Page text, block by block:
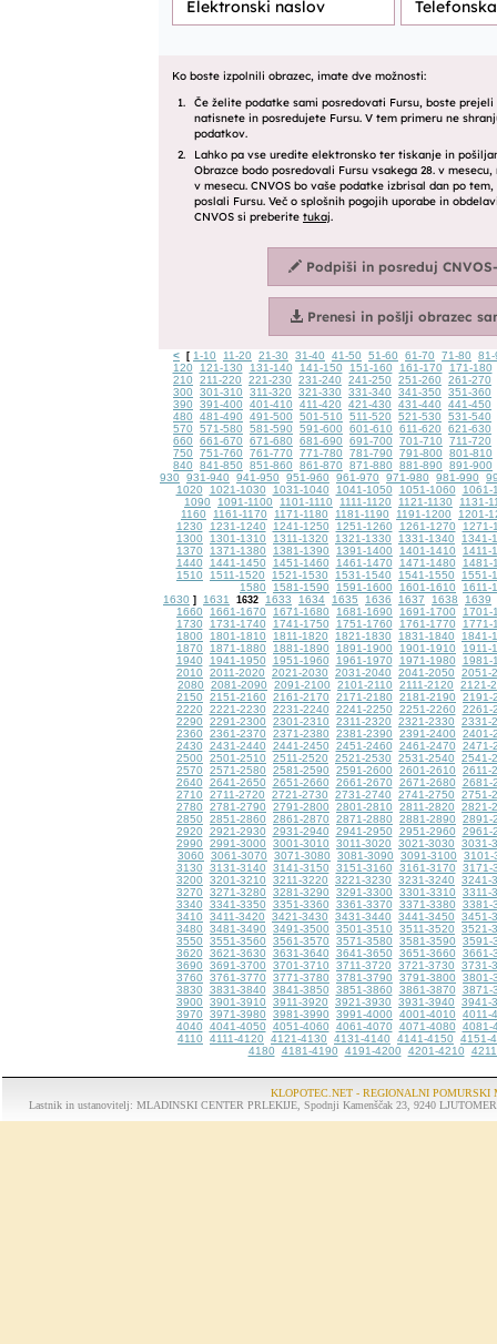
< [ 1-10 11-20 21-30 31-40 41-50 51-60 61-70 71-80
81-
120
121-130 131-140 141-150 151-160 161-170
171-180
210
211-220 221-230 231-240 241-250 251-260
261-270
300
301-310 311-320 321-330 331-340 341-350
351-360
390
391-400 401-410 411-420 421-430 431-440
441-450
480
481-490 491-500 501-510 511-520 521-530
531-540
570
571-580 581-590 591-600 601-610 611-620
621-630
660
661-670 671-680 681-690 691-700 701-710
711-720
750
751-760 761-770 771-780 781-790 791-800
801-810
840
841-850 851-860 861-870 871-880 881-890
891-900
930
931-940 941-950 951-960 961-970 971-980 981-990
1020
1021-1030 1031-1040 1041-1050 1051-1060
1061-
1090
1091-1100 1101-1110 1111-1120 1121-1130
1131-
1160
1161-1170 1171-1180 1181-1190 1191-1200
1201-
1230
1231-1240 1241-1250 1251-1260 1261-1270
1271-
1300
1301-1310 1311-1320 1321-1330 1331-1340
1341-
1370
1371-1380 1381-1390 1391-1400 1401-1410
1411-
1440
1441-1450 1451-1460 1461-1470 1471-1480
1481-
1510
1511-1520 1521-1530 1531-1540 1541-1550
1551-
1580
1581-1590 1591-1600 1601-1610
1611-
1630 ] 1631 1632 1633 1634 1635 1636 1637 1638
1639
1660
1661-1670 1671-1680 1681-1690 1691-1700
1701-
1730
1731-1740 1741-1750 1751-1760 1761-1770
1771-
1800
1801-1810 1811-1820 1821-1830 1831-1840
1841-
1870
1871-1880 1881-1890 1891-1900 1901-1910
1911-
1940
1941-1950 1951-1960 1961-1970 1971-1980
1981-
2010
2011-2020 2021-2030 2031-2040 2041-2050
2051-
2080
2081-2090 2091-2100 2101-2110 2111-2120
2121-
2150
2151-2160 2161-2170 2171-2180 2181-2190
2191-
2220
2221-2230 2231-2240 2241-2250 2251-2260
2261-
2290
2291-2300 2301-2310 2311-2320 2321-2330
2331-
2360
2361-2370 2371-2380 2381-2390 2391-2400
2401-
2430
2431-2440 2441-2450 2451-2460 2461-2470
2471-
2500
2501-2510 2511-2520 2521-2530 2531-2540
2541-
2570
2571-2580 2581-2590 2591-2600 2601-2610
2611-
2640
2641-2650 2651-2660 2661-2670 2671-2680
2681-
2710
2711-2720 2721-2730 2731-2740 2741-2750
2751-
2780
2781-2790 2791-2800 2801-2810 2811-2820
2821-
2850
2851-2860 2861-2870 2871-2880 2881-2890
2891-
2920
2921-2930 2931-2940 2941-2950 2951-2960
2961-
2990
2991-3000 3001-3010 3011-3020 3021-3030
3031-
3060
3061-3070 3071-3080 3081-3090 3091-3100
3101-
3130
3131-3140 3141-3150 3151-3160 3161-3170
3171-
3200
3201-3210 3211-3220 3221-3230 3231-3240
3241-
3270
3271-3280 3281-3290 3291-3300 3301-3310
3311-
3340
3341-3350 3351-3360 3361-3370 3371-3380
3381-
3410
3411-3420 3421-3430 3431-3440 3441-3450
3451-
3480
3481-3490 3491-3500 3501-3510 3511-3520
3521-
3550
3551-3560 3561-3570 3571-3580 3581-3590
3591-
3620
3621-3630 3631-3640 3641-3650 3651-3660
3661-
3690
3691-3700 3701-3710 3711-3720 3721-3730
3731-
3760
3761-3770 3771-3780 3781-3790 3791-3800
3801-
3830
3831-3840 3841-3850 3851-3860 3861-3870
3871-
3900
3901-3910 3911-3920 3921-3930 3931-3940
3941-
3970
3971-3980 3981-3990 3991-4000 4001-4010
4011-
4040
4041-4050 4051-4060 4061-4070 4071-4080
4081-
4110
4111-4120 4121-4130 4131-4140 4141-4150
4151-
4180
4181-4190 4191-4200 4201-4210
KLOPOTEC.NET - REGIONALNI POMURSKI
Lastnik in ustanovitelj: MLADINSKI CENTER PRLEKIJE, Spodnji Kamenščak 23, 9240